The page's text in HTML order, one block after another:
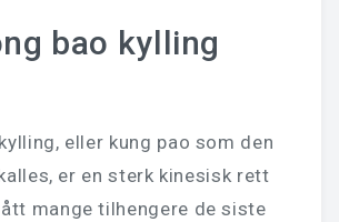
bao kylling
eller kung pao som den
er en sterk kinesisk rett
mange tilhengere de siste